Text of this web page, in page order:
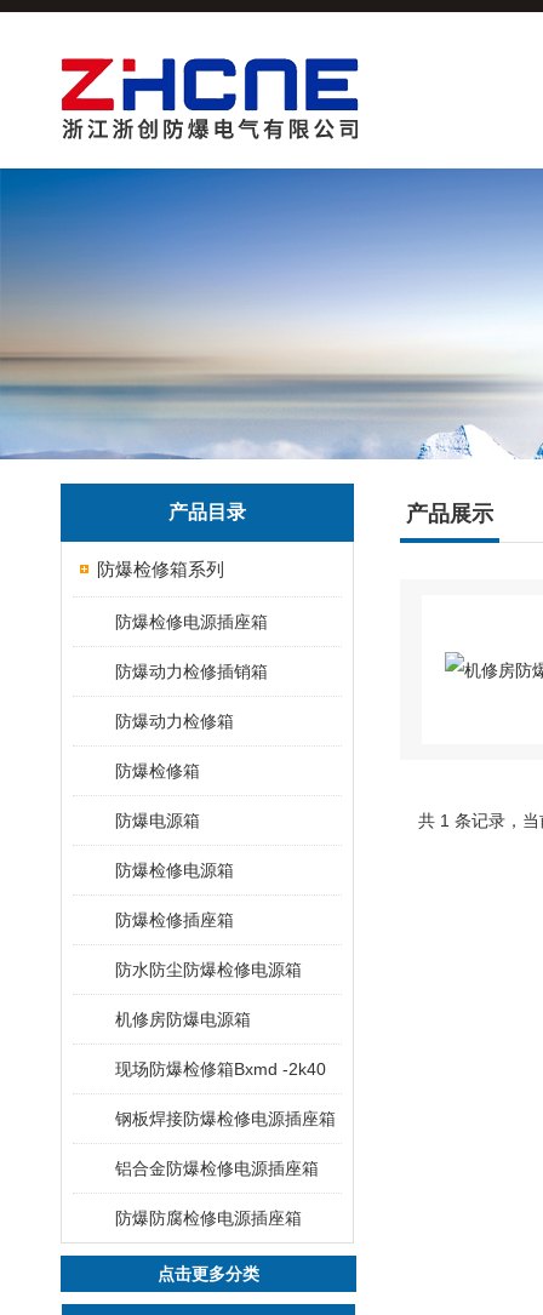
产品目录
防爆检修箱系列
防爆检修电源插座箱
防爆动力检修插销箱
防爆动力检修箱
防爆检修箱
防爆电源箱
防爆检修电源箱
防爆检修插座箱
防水防尘防爆检修电源箱
机修房防爆电源箱
现场防爆检修箱Bxmd -2k40
钢板焊接防爆检修电源插座箱
铝合金防爆检修电源插座箱
防爆防腐检修电源插座箱
点击更多分类
产品展示
共 1 条记录，